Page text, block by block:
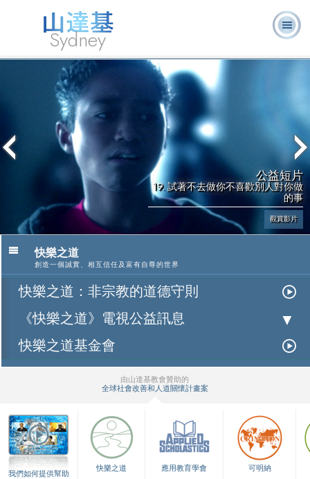
Sydney
L. 羅恩 賀
伯特
什麼是山達
師
公益短片
19. 試著不去做你不喜歡別人對你做
的事
觀賞影片
快樂之道
創造一個誠實、相互信任及富有自尊的世界
快樂之道：非宗教的道德守則
《快樂之道》電視公益訊息
快樂之道基金會
由山達基教會贊助的
全球社會改善和人道關懷計畫案
我們如何提供幫助
快樂之道 應用教育學會 可明納